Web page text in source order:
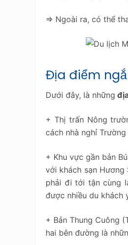
=> Ngoài ra, có thể
Địa điểm
Dưới đây, là những
+ Thị trấn Nông
cách nhà nghỉ
+ Khu vực gần bản
với khách sạn
phải đi tới tận cùng
được nhiều du khách
+ Bản Thung Cuông
hai bên đường là